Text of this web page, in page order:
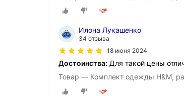
Илона Лукашенко
34 отзыва
18 июня 2024
Достоинства: Для такой цены
Товар — Комплект одежды H&M,